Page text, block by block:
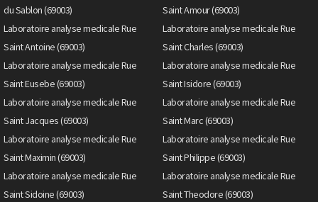
du Sablon (69003)
Saint Amour (69003)
Laboratoire analyse medicale Rue
Saint Antoine (69003)
Laboratoire analyse medicale Rue
Saint Charles (69003)
Laboratoire analyse medicale Rue
Saint Eusebe (69003)
Laboratoire analyse medicale Rue
Saint Isidore (69003)
Laboratoire analyse medicale Rue
Saint Jacques (69003)
Laboratoire analyse medicale Rue
Saint Marc (69003)
Laboratoire analyse medicale Rue
Saint Maximin (69003)
Laboratoire analyse medicale Rue
Saint Philippe (69003)
Laboratoire analyse medicale Rue
Saint Sidoine (69003)
Laboratoire analyse medicale Rue
Saint Theodore (69003)